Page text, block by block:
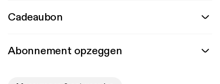
Cadeaubon
Abonnement opzeggen